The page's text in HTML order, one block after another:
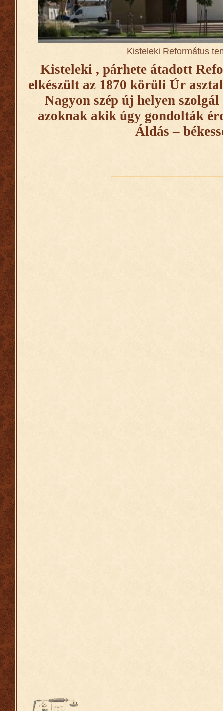
Kisteleki Református
Kisteleki , párhete átadott
elkészült az 1870 körüli Úr
Nagyon szép új helyen
azoknak akik úgy gondolták
Áldás –